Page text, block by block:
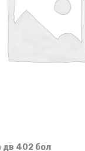
дв 402 бол